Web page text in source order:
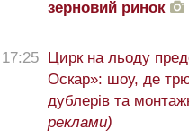
зерновий ринок
17:25 Цирк на льоду
Оскар»: шоу, де
дублерів та
реклами)